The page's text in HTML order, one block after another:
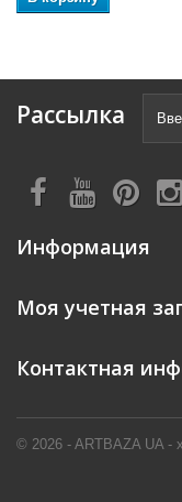
Рассылка
Информация
© 2026 - ARTBAZA UA -
Моя учетная
Контактная